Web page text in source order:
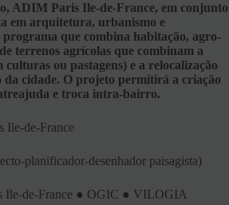
ADIM Paris Ile-de-France, em conjunto
em arquitetura, urbanismo e
que combina habitação, agro-
terrenos agrícolas que combinam a
ou pastagens) e a relocalização
da cidade. O projeto permitirá a criação
e troca intra-bairro.
Ile-de-France
planificador-desenhador paisagista)
Ile-de-France ● OGIC ● VILOGIA